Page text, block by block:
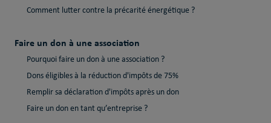
Comment lutter contre la précarité énergétique ?
Faire un don à une association
Pourquoi faire un don à une association ?
Dons éligibles à la réduction d'impôts de 75%
Remplir sa déclaration d'impôts après un don
Faire un don en tant qu’entreprise ?